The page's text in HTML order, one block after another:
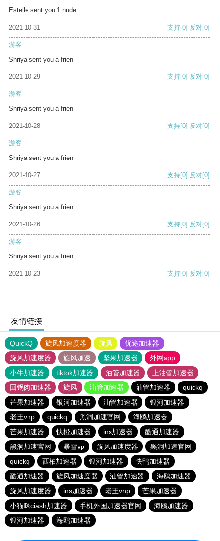
Estelle sent you 1 nude
2021-10-31 支持[0] 反对[0]
游客
Shriya sent you a frien
2021-10-29 支持[0] 反对[0]
游客
Shriya sent you a frien
2021-10-28 支持[0] 反对[0]
游客
Shriya sent you a frien
2021-10-27 支持[0] 反对[0]
游客
Shriya sent you a frien
2021-10-26 支持[0] 反对[0]
游客
Shriya sent you a frien
2021-10-23 支持[0] 反对[0]
友情链接
QuickQ 旋风加速度器 旋风
优途加速器
旋风加速度器
旋风加速 坚果加速器
外网app
小牛加速器
tiktok加速器 油管加速器
上油管加速器
回锅肉加速器
旋风 油管加速器 油管加速器
quickq
芒果加速器
银河加速器 油管加速器
银河加速器
老王vnp
quickq 黑洞加速官网
海鸥加速器
芒果加速器
快橙加速器 ins加速器
酷通加速器
黑洞加速官网
暴雪vp 旋风加速度器
黑洞加速官网
quickq
西柚加速器 银河加速器
快鸭加速器
酷通加速器
旋风加速度器 油管加速器
海鸥加速器
旋风加速度器
ins加速器 老王vnp
芒果加速器
小猫咪ciash加速器
手机外国加速器官网
海鸥加速器
银河加速器
海鸥加速器